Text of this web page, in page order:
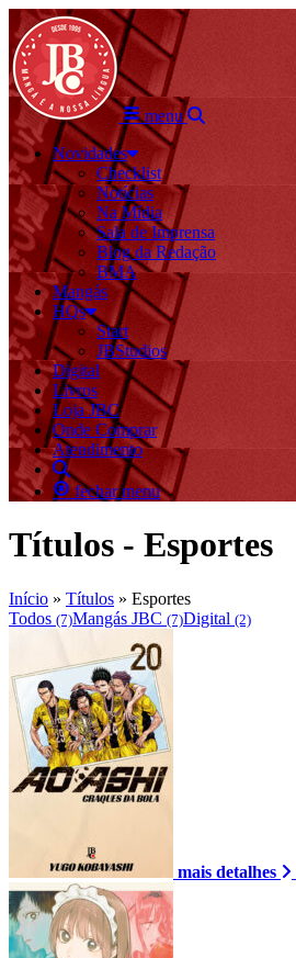
menu
Novidades
Checklist
Notícias
Na Mídia
Sala de Imprensa
Blog da Redação
BMA
Mangás
HQs
Start
JBStudios
Digital
Livros
Loja JBC
Onde Comprar
Atendimento
fechar menu
Títulos - Esportes
Início » Títulos » Esportes
Todos (7)Mangás JBC (7)Digital (2)
mais detalhes